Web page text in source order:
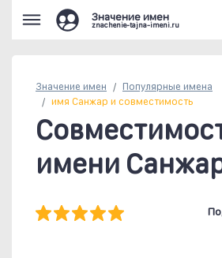
Значение имен
znachenie-tajna-imeni.ru
Значение имен Популярные имена
имя Санжар и совместимость
имени